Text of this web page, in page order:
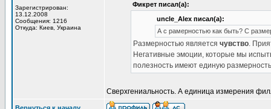
Зарегистрирован:
13.12.2008
Сообщения: 1216
Откуда: Киев, Украина
Фикрет писал(а):
uncle_Alex писал(а):
А с рамерностью как быть? С
Размерностью является чувство.
Негативные эмоции, которые мы
полезность имеют единую
Сверхгениальность. А единица измерения